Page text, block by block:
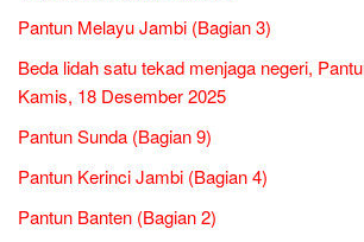
Pantun Melayu Jambi (Bagian 3)
Beda lidah satu tekad menjaga negeri,
Kamis, 18 Desember 2025
Pantun Sunda (Bagian 9)
Pantun Kerinci Jambi (Bagian 4)
Pantun Banten (Bagian 2)